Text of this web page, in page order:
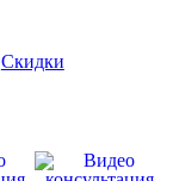
Скидки